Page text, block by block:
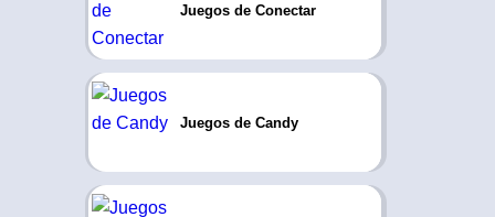
Juegos de Conectar
Juegos de Candy